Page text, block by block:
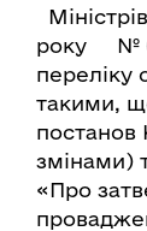
року №
переліку
такими,
постанов
змінами)
«Про